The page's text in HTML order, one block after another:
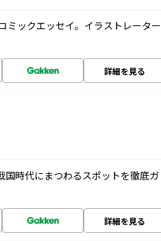
ミックエッセイ。イラストレーター
詳細を見る
国時代にまつわるスポットを徹底ガ
詳細を見る